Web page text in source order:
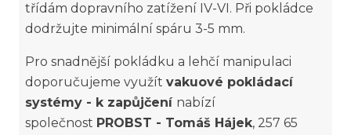
třídám dopravního zatížení IV-VI. Při pokládce
dodržujte minimální spáru 3-5 mm.
Pro snadnější pokládku a lehčí manipulaci
doporučujeme využít vakuové pokládací
systémy - k zapůjčení nabízí
společnost PROBST - Tomáš Hájek, 257 65